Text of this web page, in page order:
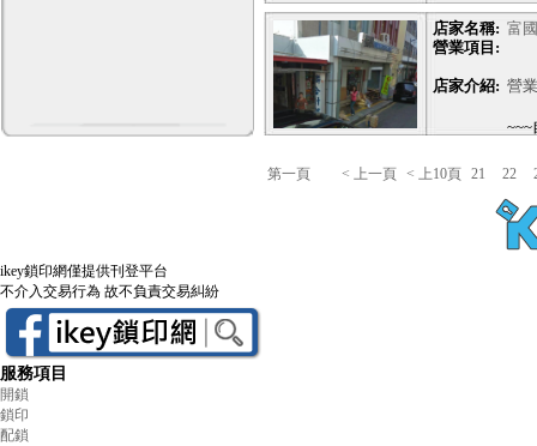
肚
車
〈
鐵
開
店家名稱: 富
營業項目:
店家介紹: 營
~~~
名
計
第一頁 < 上一頁 < 上10頁 21 22
ikey鎖印網僅提供刊登平台
不介入交易行為 故不負責交易糾紛
服務項目
開鎖
鎖印
配鎖